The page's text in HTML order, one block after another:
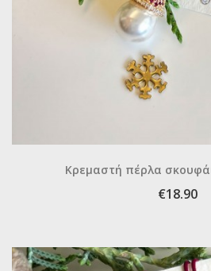
Κρεμαστή πέρλα
€18.90